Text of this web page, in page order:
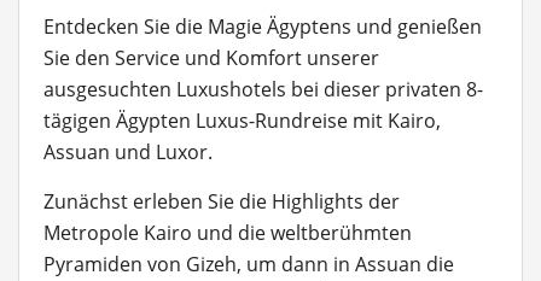
Entdecken Sie die Magie Ägyptens und genießen
Sie den Service und Komfort unserer
ausgesuchten Luxushotels bei dieser privaten 8-
tägigen Ägypten Luxus-Rundreise mit Kairo,
Assuan und Luxor.
Zunächst erleben Sie die Highlights der
Metropole Kairo und die weltberühmten
Pyramiden von Gizeh, um dann in Assuan die